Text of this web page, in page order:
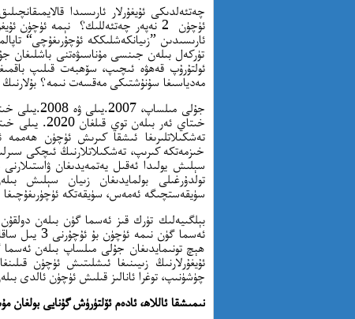
چەتئەلدىكى ئۇيغۇرلار ئارىسىدا
ئۈچۈن 2 نەپەر چەتئەللىك؟ نېمە ئۈچۈن
تۈركەل بىلەن جىنسى مۇناسىۋەتنى باشلىغان
ئولتۇرۇپ قەھۋە ئىچىپ، سۆھبەت قىلىپ
مەدياسىغا سۇنۇشتىكى مەقسەت نىمە؟ بۇلارنىڭ
خىتاي ئەر
خىزمەتكە كىرىپ، تەشكىلاتلارنىڭ ئىچكى
سېلىش يولىدا ئەقىل يەتمەيدىغان ۋاستىلارنى
تولدۇرغىلى بولمايدىغان زىيان سېلىش
سۈيقەستچىگە ئەمەس، سۈيقەتكە ئۈچۈرىغۇچىغا
ھېچ تونىمايدىغان جۇلى مىلساپ بىلەن ئەسما
ئۇيغۇرلارنىڭ زىيىنىغا ئىشلىتىش ئۈچۈن
چۈشۈنىپ، توغرا ئانالىز قىلىش ئۈچۈن ئالدى
نىمىشقا ئاللاھ، ئادەم ئۆلتۈرۈش گۇنايى